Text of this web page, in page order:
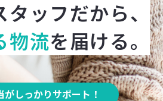
タッフだから、
物流を届ける。
がしっかりサポート！